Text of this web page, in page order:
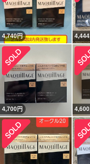
4,740円 4,444
4,700円 4,600